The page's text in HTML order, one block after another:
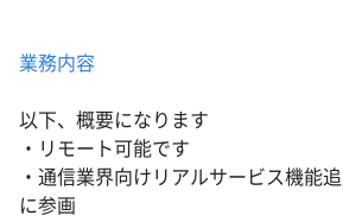
業務内容
以下、概要になります
・リモート可能です
・通信業界向けリアルサービス機能
に参画